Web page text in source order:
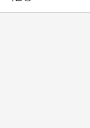
귀농
경